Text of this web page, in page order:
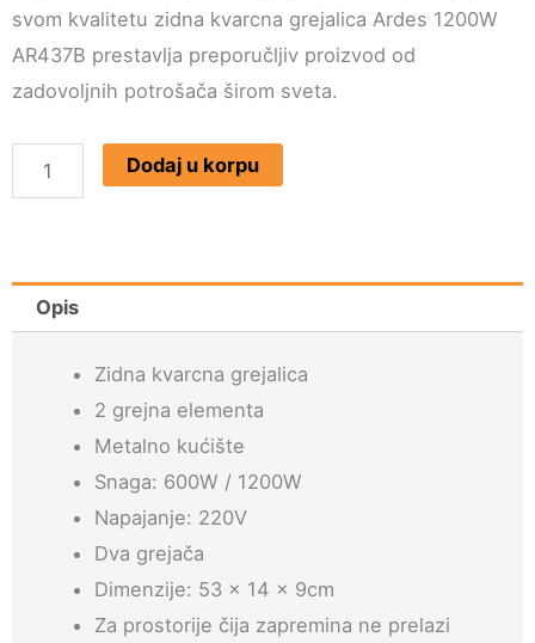
svom kvalitetu zidna kvarcna grejalica Ardes 1200W
AR437B prestavlja preporučljiv proizvod od
zadovoljnih potrošača širom sveta.
ARDES
437B
GREJALICA
količina
Dodaj u korpu
Opis
Zidna kvarcna grejalica
2 grejna elementa
Metalno kućište
Snaga: 600W / 1200W
Napajanje: 220V
Dva grejača
Dimenzije: 53 x 14 x 9cm
Za prostorije čija zapremina ne prelazi